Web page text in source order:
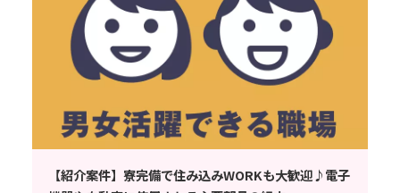
【紹介案件】寮完備で住み込みWORKも大歓迎♪電子